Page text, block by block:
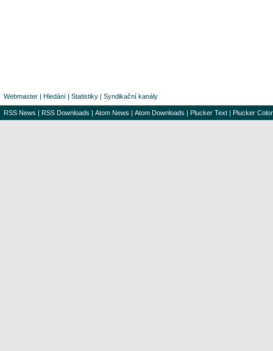
Webmaster | Hledání | Statistiky | Syndikační kanály
RSS News | RSS Downloads | Atom News | Atom Downloads | Plucker Text | Plucker Color